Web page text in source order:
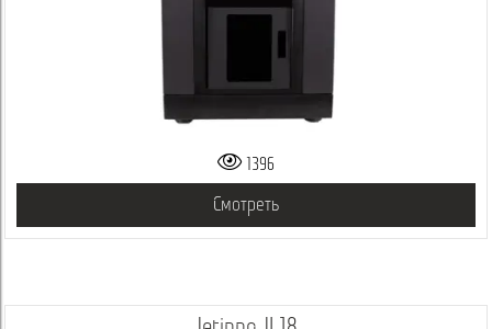
1396
Смотреть